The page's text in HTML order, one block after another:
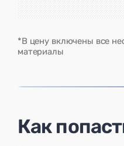
*В цену включены все
материалы
Как